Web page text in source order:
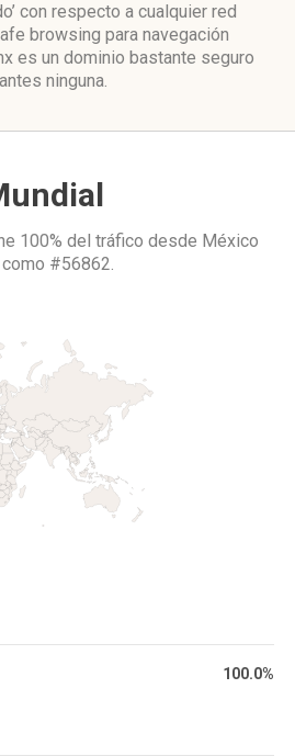
con respecto a cualquier red
browsing para navegación
es un dominio bastante seguro
ninguna.
100% del tráfico desde México
#56862.
100.0%